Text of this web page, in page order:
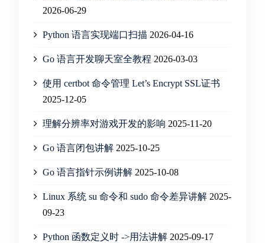
2026-06-29
Python 语言实现端口扫描 2026-04-16
Go 语言开发聊天室全教程 2026-03-03
使用 certbot 命令管理 Let’s Encrypt SSL证书
2025-12-05
理解分辨率对游戏开发的影响 2025-11-20
Go 语言闭包讲解 2025-10-25
Go 语言指针示例讲解 2025-10-08
Linux 系统 su 命令和 sudo 命令差异讲解 2025-
09-23
Python 函数定义时 ->用法讲解 2025-09-17